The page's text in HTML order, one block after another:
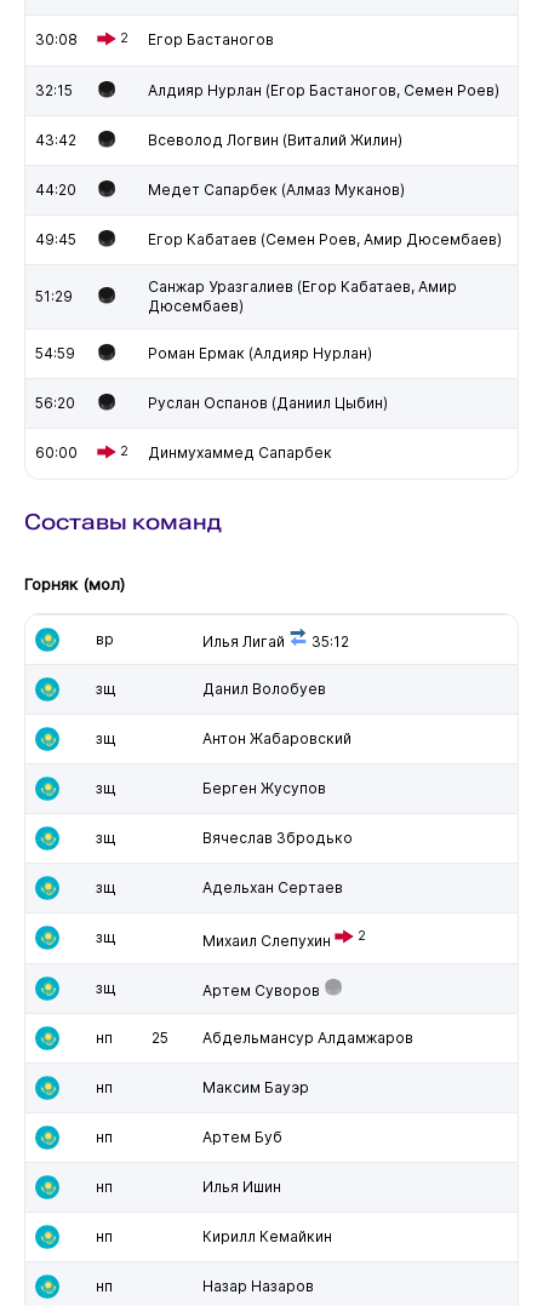
30:08 2 Егор Бастаногов
32:15 Алдияр Нурлан (Егор Бастаногов, Семен Роев)
43:42 Всеволод Логвин (Виталий Жилин)
44:20 Медет Сапарбек (Алмаз Муканов)
49:45 Егор Кабатаев (Семен Роев, Амир Дюсембаев)
51:29
Санжар Уразгалиев (Егор Кабатаев, Амир
Дюсембаев)
54:59 Роман Ермак (Алдияр Нурлан)
56:20 Руслан Оспанов (Даниил Цыбин)
60:00 2 Динмухаммед Сапарбек
Составы команд
Горняк (мол)
вр Илья Лигай 35:12
зщ Данил Волобуев
зщ Антон Жабаровский
зщ Берген Жусупов
зщ Вячеслав Збродько
зщ Адельхан Сертаев
зщ Михаил Слепухин 2
зщ Артем Суворов
нп 25 Абдельмансур Алдамжаров
нп Максим Бауэр
нп Артем Буб
нп Илья Ишин
нп Кирилл Кемайкин
нп Назар Назаров